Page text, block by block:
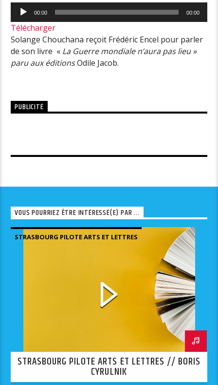
Lecteur
audio
00:00 00:00
Télécharger
Solange Chouchana reçoit Frédéric Encel pour parler
de son livre « La Guerre mondiale n’aura pas lieu »
paru aux éditionsOdile Jacob.
PUBLICITÉ
VOUS POURRIEZ ÊTRE INTÉRESSÉ(E) PAR ...
STRASBOURG PILOTE ARTS ET LETTRES
STRASBOURG PILOTE ARTS ET LETTRES // BORIS
CYRULNIK